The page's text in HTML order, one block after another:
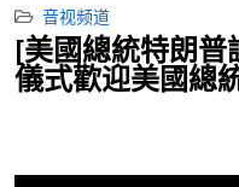
音视频道
[美國總統特朗
儀式歡迎美國總